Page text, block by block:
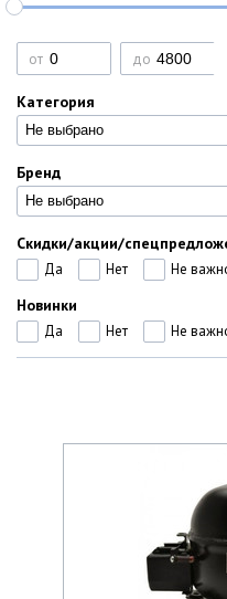
от до
Категория
Не выбрано
Бренд
Не выбрано
Скидки/акции/
Да Нет Не
Новинки
Да Нет Не